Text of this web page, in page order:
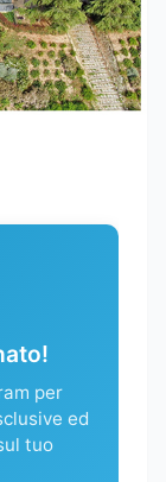
per
ed
tuo